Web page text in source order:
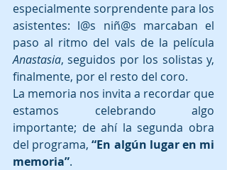
especialmente sorprendente para los
asistentes: l@s niñ@s marcaban el
Anastasia, seguidos por los solistas y,
finalmente, por el resto del coro.
La memoria nos invita a recordar que
estamos celebrando algo
importante; de ahí la segunda obra
del programa, “En algún lugar en mi
memoria”.